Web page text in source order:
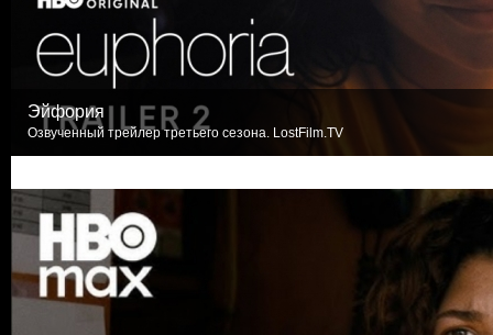
Эйфория
Озвученный трейлер третьего сезона. LostFilm.TV